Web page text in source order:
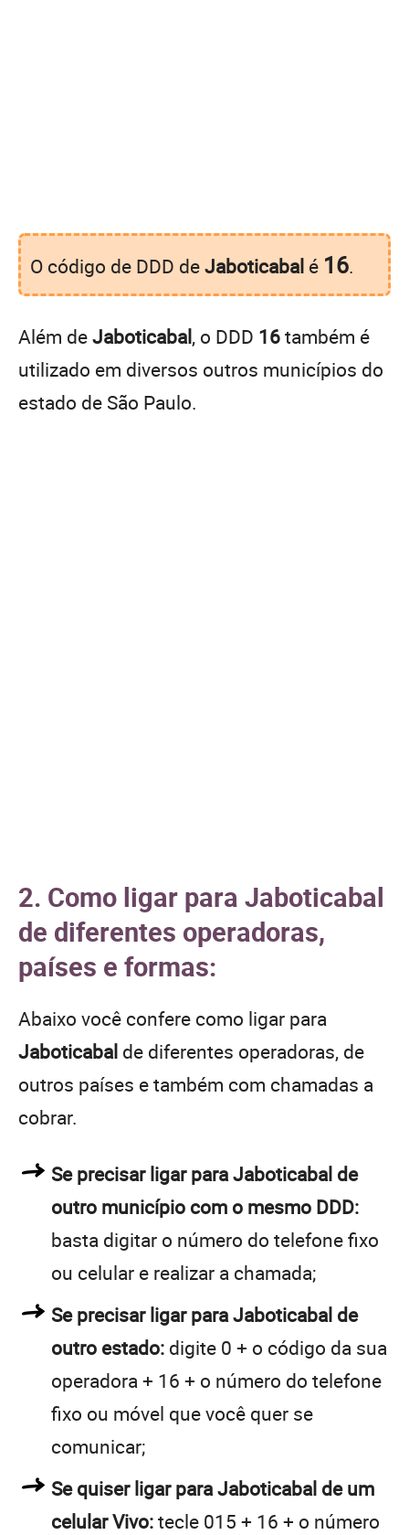
O código de DDD deJaboticabal é 16.
Além deJaboticabal, o DDD 16também é
utilizado em diversos outros municípios do
estado de São Paulo.
2. Como ligar para Jaboticabal
de diferentes operadoras,
países e formas:
Abaixo você confere como ligar para
Jaboticabal de diferentes operadoras, de
outros países e também com chamadas a
cobrar.
Se precisar ligar para Jaboticabal de
outro município com o mesmo DDD:
basta digitar o número do telefone fixo
ou celular e realizar a chamada;
Se precisar ligar para Jaboticabal de
outro estado: digite 0 + o código da sua
operadora + 16 + o número do telefone
fixo ou móvel que você quer se
comunicar;
Se quiser ligar para Jaboticabal de um
celular Vivo:tecle 015 + 16 + o número